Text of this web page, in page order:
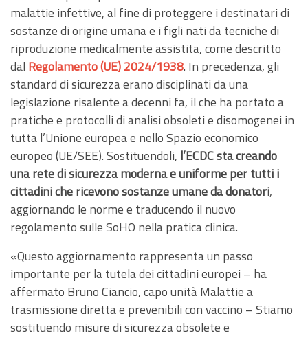
malattie infettive, al fine di proteggere i destinatari di
sostanze di origine umana e i figli nati da tecniche di
riproduzione medicalmente assistita, come descritto
dal Regolamento (UE) 2024/1938. In precedenza, gli
standard di sicurezza erano disciplinati da una
legislazione risalente a decenni fa, il che ha portato a
pratiche e protocolli di analisi obsoleti e disomogenei in
tutta l’Unione europea e nello Spazio economico
europeo (UE/SEE). Sostituendoli, l’ECDC sta creando
una rete di sicurezza moderna e uniforme per tutti i
cittadini che ricevono sostanze umane da donatori,
aggiornando le norme e traducendo il nuovo
regolamento sulle SoHO nella pratica clinica.
«Questo aggiornamento rappresenta un passo
importante per la tutela dei cittadini europei – ha
affermato Bruno Ciancio, capo unità Malattie a
trasmissione diretta e prevenibili con vaccino – Stiamo
sostituendo misure di sicurezza obsolete e